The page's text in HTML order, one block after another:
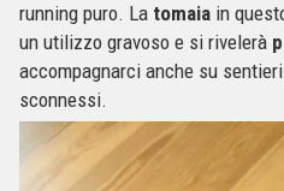
running puro. La tomaia in
un utilizzo gravoso e si rivelerà
accompagnarci anche su
sconnessi.